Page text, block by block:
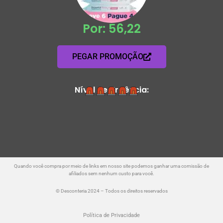
Por: 56,22
PEGAR PROMOÇÃO
Nível de Urgência:
Quando você compra por meio de links em nosso site podemos ganhar uma comissão de
afiliados sem nenhum custo para você.
© Desconteria 2024 – Todos os direitos reservados
Política de Privacidade